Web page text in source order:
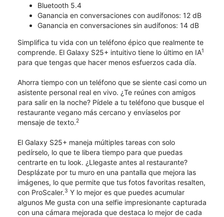
Bluetooth 5.4
Ganancia en conversaciones con audífonos: 12 dB
Ganancia en conversaciones sin audífonos: 14 dB
Simplifica tu vida con un teléfono épico que realmente te
comprende. El Galaxy S25+ intuitivo tiene lo último en IA1
para que tengas que hacer menos esfuerzos cada día.
Ahorra tiempo con un teléfono que se siente casi como un
asistente personal real en vivo. ¿Te reúnes con amigos
para salir en la noche? Pídele a tu teléfono que busque el
restaurante vegano más cercano y envíaselos por
mensaje de texto.2
El Galaxy S25+ maneja múltiples tareas con solo
pedírselo, lo que te libera tiempo para que puedas
centrarte en tu look. ¿Llegaste antes al restaurante?
Desplázate por tu muro en una pantalla que mejora las
imágenes, lo que permite que tus fotos favoritas resalten,
con ProScaler.3 Y lo mejor es que puedes acumular
algunos Me gusta con una selfie impresionante capturada
con una cámara mejorada que destaca lo mejor de cada